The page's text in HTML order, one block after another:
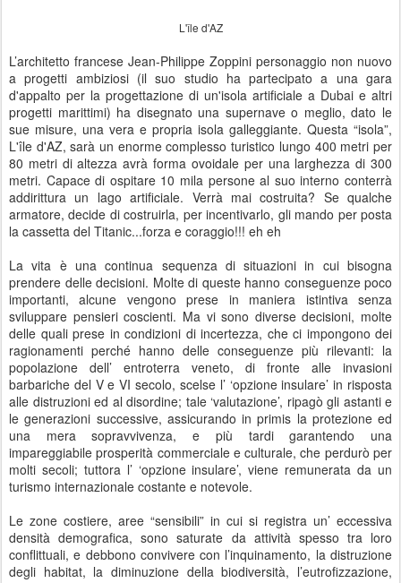
L'île d'AZ
L’architetto francese Jean-Philippe Zoppini personaggio non nuovo
a progetti ambiziosi (il suo studio ha partecipato a una gara
d'appalto per la progettazione di un'isola artificiale a Dubai e altri
progetti marittimi) ha disegnato una supernave o meglio, dato le
sue misure, una vera e propria isola galleggiante. Questa “isola”,
L'île d'AZ, sarà un enorme complesso turistico lungo 400 metri per
80 metri di altezza avrà forma ovoidale per una larghezza di 300
metri. Capace di ospitare 10 mila persone al suo interno conterrà
addirittura un lago artificiale. Verrà mai costruita? Se qualche
armatore, decide di costruirla, per incentivarlo, gli mando per posta
la cassetta del Titanic...forza e coraggio!!! eh eh
La vita è una continua sequenza di situazioni in cui bisogna
prendere delle decisioni. Molte di queste hanno conseguenze poco
importanti, alcune vengono prese in maniera istintiva senza
sviluppare pensieri coscienti. Ma vi sono diverse decisioni, molte
delle quali prese in condizioni di incertezza, che ci impongono dei
ragionamenti perché hanno delle conseguenze più rilevanti: la
popolazione dell’ entroterra veneto, di fronte alle invasioni
barbariche del V e VI secolo, scelse l’ ‘opzione insulare’ in risposta
alle distruzioni ed al disordine; tale ‘valutazione’, ripagò gli astanti e
le generazioni successive, assicurando in primis la protezione ed
una mera sopravvivenza, e più tardi garantendo una
impareggiabile prosperità commerciale e culturale, che perdurò per
molti secoli; tuttora l’ ‘opzione insulare’, viene remunerata da un
turismo internazionale costante e notevole.
Le zone costiere, aree “sensibili” in cui si registra un’ eccessiva
densità demografica, sono saturate da attività spesso tra loro
conflittuali, e debbono convivere con l’inquinamento, la distruzione
degli habitat, la diminuzione della biodiversità, l’eutrofizzazione,